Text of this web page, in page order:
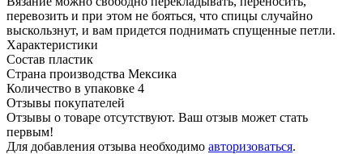
перевозить и при этом не бояться, что спицы случайно
выскользнут, и вам придется поднимать спущенные петли.
Характеристики
Состав пластик
Страна производства Мексика
Количество в упаковке 4
Отзывы покупателей
Отзывы о товаре отсутствуют. Ваш отзыв может стать
первым!
Для добавления отзыва необходимо авторизоваться.